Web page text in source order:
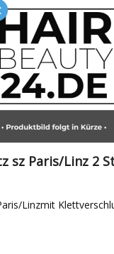
sz Paris/Linz 2
Linzmit